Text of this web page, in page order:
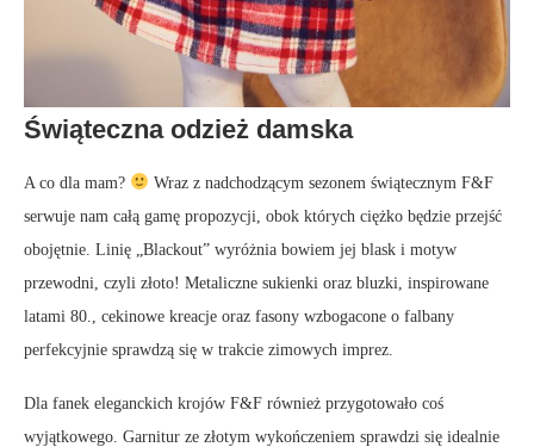
Świąteczna odzież damska
A co dla mam?
Wraz z nadchodzącym sezonem świątecznym F&F
serwuje nam całą gamę propozycji, obok których ciężko będzie przejść
obojętnie. Linię „Blackout” wyróżnia bowiem jej blask i motyw
przewodni, czyli złoto! Metaliczne sukienki oraz bluzki, inspirowane
latami 80., cekinowe kreacje oraz fasony wzbogacone o falbany
perfekcyjnie sprawdzą się w trakcie zimowych imprez.
Dla fanek eleganckich krojów F&F również przygotowało coś
wyjątkowego. Garnitur ze złotym wykończeniem sprawdzi się idealnie